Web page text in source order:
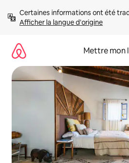
directement
Afficher la langue d'origine
Mettre mon